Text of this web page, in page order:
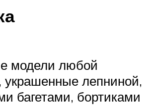
модели любой
украшенные лепниной,
багетами, бортиками